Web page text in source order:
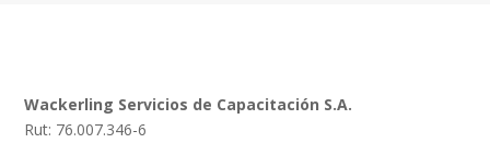
Wackerling Servicios de Capacitación S.A.
Rut: 76.007.346-6